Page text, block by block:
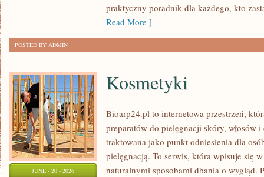
praktyczny poradnik dla każdego, kto
Read More ]
POSTED BY ADMIN
JUNE - 20 - 2026
Kosmetyki
Bioarp24.pl to internetowa przestrzeń,
preparatów do pielęgnacji skóry, włosów i
traktowana jako punkt odniesienia dla
pielęgnacją. To serwis, która wpisuje się
naturalnymi sposobami dbania o wygląd.